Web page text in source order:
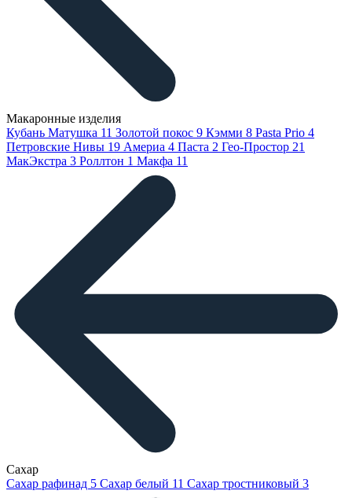
Макаронные изделия
Кубань Матушка 11 Золотой покос 9 Кэмми 8 Pasta Prio 4
Петровские Нивы 19 Америа 4 Паста 2 Гео-Простор 21
МакЭкстра 3 Роллтон 1 Макфа 11
Сахар
Сахар рафинад 5 Сахар белый 11 Сахар тростниковый 3